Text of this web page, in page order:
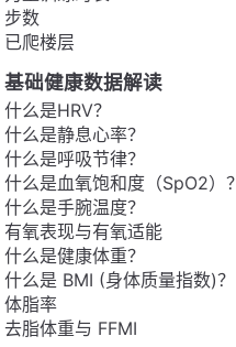
步数
已爬楼层
基础健康数据解读
什么是HRV？
什么是静息心率？
什么是呼吸节律？
什么是血氧饱和度（SpO2）？
什么是手腕温度？
有氧表现与有氧适能
什么是健康体重？
什么是 BMI (身体质量指数)？
体脂率
去脂体重与 FFMI